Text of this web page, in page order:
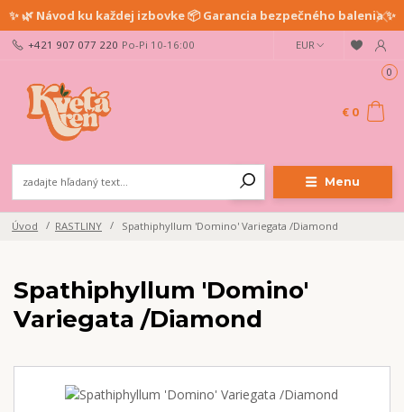
✨ 🌿 Návod ku každej izbovke 📦 Garancia bezpečného balenia ✨
Menu
EUR
+421 907 077 220 Po-Pi 10-16:00
0
€ 0
Úvod RASTLINY Spathiphyllum 'Domino' Variegata /Diamond
Spathiphyllum 'Domino'
Variegata /Diamond